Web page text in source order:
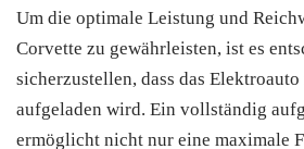
Um die optimale Leistung und
Corvette zu gewährleisten, ist es
sicherzustellen, dass das
aufgeladen wird. Ein vollständig
ermöglicht nicht nur eine maximale